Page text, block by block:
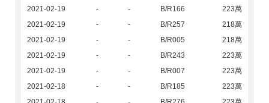
2021-02-19
- - B/R166
223萬
2021-02-19
- - B/R257
218萬
2021-02-19
- - B/R005
218萬
2021-02-19
- - B/R243
223萬
2021-02-19
- - B/R007
223萬
2021-02-18
- - B/R185
223萬